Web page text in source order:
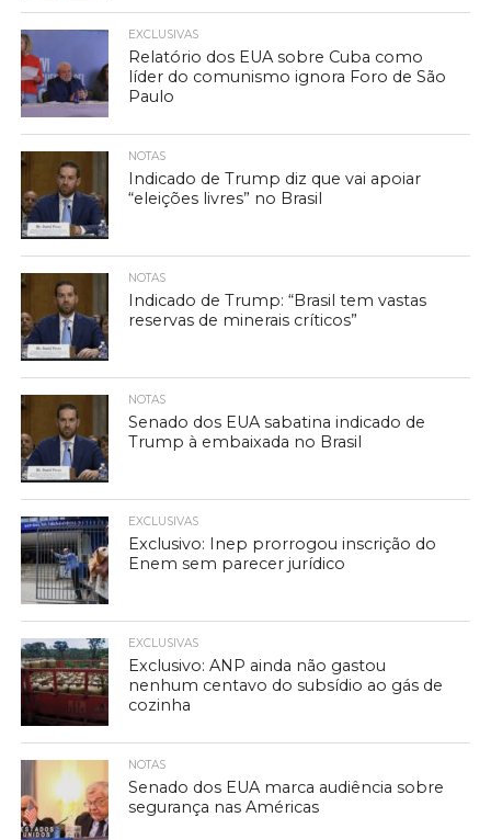
EXCLUSIVAS
Relatório dos EUA sobre Cuba como
líder do comunismo ignora Foro de São
Paulo
NOTAS
Indicado de Trump diz que vai apoiar
“eleições livres” no Brasil
NOTAS
Indicado de Trump: “Brasil tem vastas
reservas de minerais críticos”
NOTAS
Senado dos EUA sabatina indicado de
Trump à embaixada no Brasil
EXCLUSIVAS
Exclusivo: Inep prorrogou inscrição do
Enem sem parecer jurídico
EXCLUSIVAS
Exclusivo: ANP ainda não gastou
nenhum centavo do subsídio ao gás de
cozinha
NOTAS
Senado dos EUA marca audiência sobre
segurança nas Américas